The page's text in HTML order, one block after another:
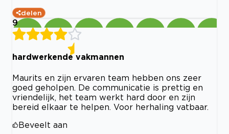
delen
9
hardwerkende vakmannen
Maurits en zijn ervaren team hebben ons zeer
goed geholpen. De communicatie is prettig en
vriendelijk, het team werkt hard door en zijn
bereid elkaar te helpen. Voor herhaling vatbaar.
Beveelt aan